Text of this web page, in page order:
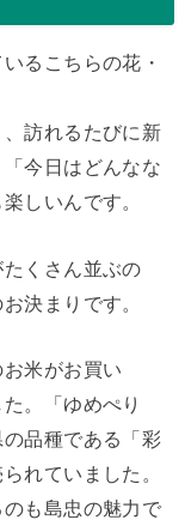
るこちらの花・
訪れるたびに新
今日はどんなな
しいんです。
くさん並ぶの
決まりです。
米がお買い
。「ゆめぺり
品種である「彩
れていました。
も島忠の魅力で